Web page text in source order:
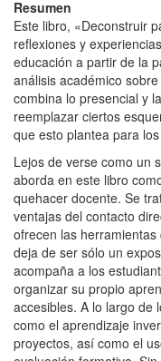
Resumen
Este libro, «Deconstruir
reflexiones y
educación a partir de la
análisis académico
combina lo presencial y
reemplazar ciertos
que esto plantea para
Lejos de verse como un
aborda en este libro
quehacer docente. Se
ventajas del contacto
ofrecen las
deja de ser sólo un
acompaña a los
organizar su propio
accesibles. A lo largo de
como el aprendizaje
proyectos, así como el